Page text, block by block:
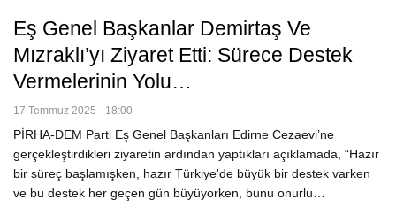
Eş Genel Başkanlar Demirtaş Ve
Mızraklı’yı Ziyaret Etti: Sürece Destek
Vermelerinin Yolu…
17 Temmuz 2025 - 18:00
PİRHA-DEM Parti Eş Genel Başkanları Edirne Cezaevi’ne
gerçekleştirdikleri ziyaretin ardından yaptıkları açıklamada, “Hazır
bir süreç başlamışken, hazır Türkiye'de büyük bir destek varken
ve bu destek her geçen gün büyüyorken, bunu onurlu…